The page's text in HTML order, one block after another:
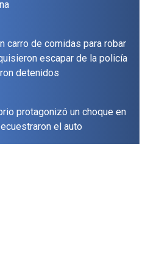
carro de comidas para robar
escapar de la policía
detenidos
protagonizó un choque en
el auto